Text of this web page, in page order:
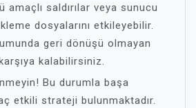
amaçlı saldırılar veya sunucu
dosyalarını etkileyebilir.
geri dönüşü olmayan
kalabilirsiniz.
Bu durumla başa
etkili strateji bulunmaktadır.